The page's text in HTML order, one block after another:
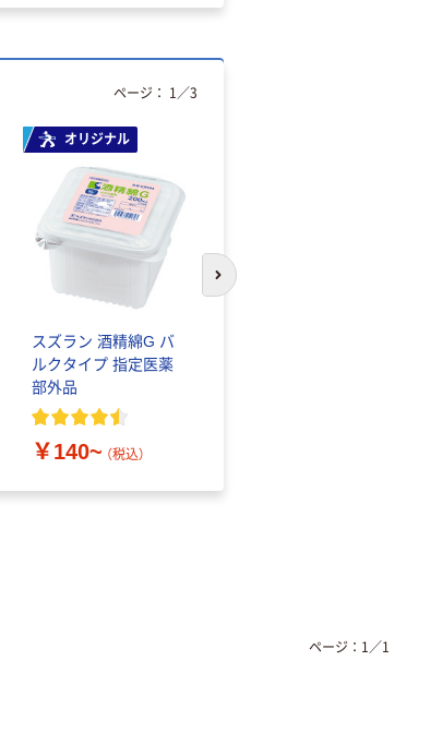
オリジナル
スズラン 酒精綿G バ
ルクタイプ 指定医薬
部外品
￥140~ （税込）
ページ： 1 ／3
次のスライドへ
ページ： 1 ／1